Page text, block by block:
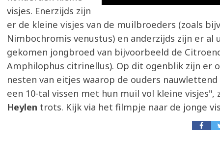
visjes. Enerzijds zijn
er de kleine visjes van de muilbroeders (zoals
Nimbochromis venustus) en anderzijds zijn er al
gekomen jongbroed van bijvoorbeeld de
Amphilophus citrinellus). Op dit ogenblik zijn er
nesten van eitjes waarop de ouders
een 10-tal vissen met hun muil vol kleine visjes",
Heylen trots. Kijk via het filmpje naar de jonge